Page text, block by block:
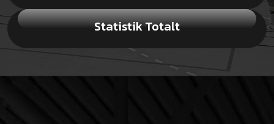
Statistik Totalt